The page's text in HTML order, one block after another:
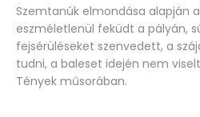
Szemtanúk elmondása alapján
eszméletlenül feküdt a pályán,
fejsérüléseket szenvedett, a
tudni, a baleset idején nem
Tények műsorában.